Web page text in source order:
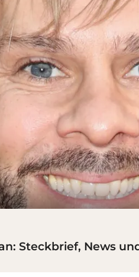
Steckbrief, News